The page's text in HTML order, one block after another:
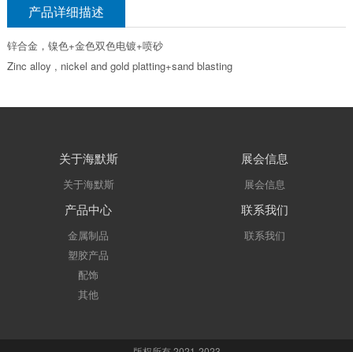
产品详细描述
锌合金，镍色+金色双色电镀+喷砂
Zinc alloy , nickel and gold platting+sand blasting
关于海默斯
关于海默斯
展会信息
展会信息
产品中心
金属制品
塑胶产品
配饰
其他
联系我们
联系我们